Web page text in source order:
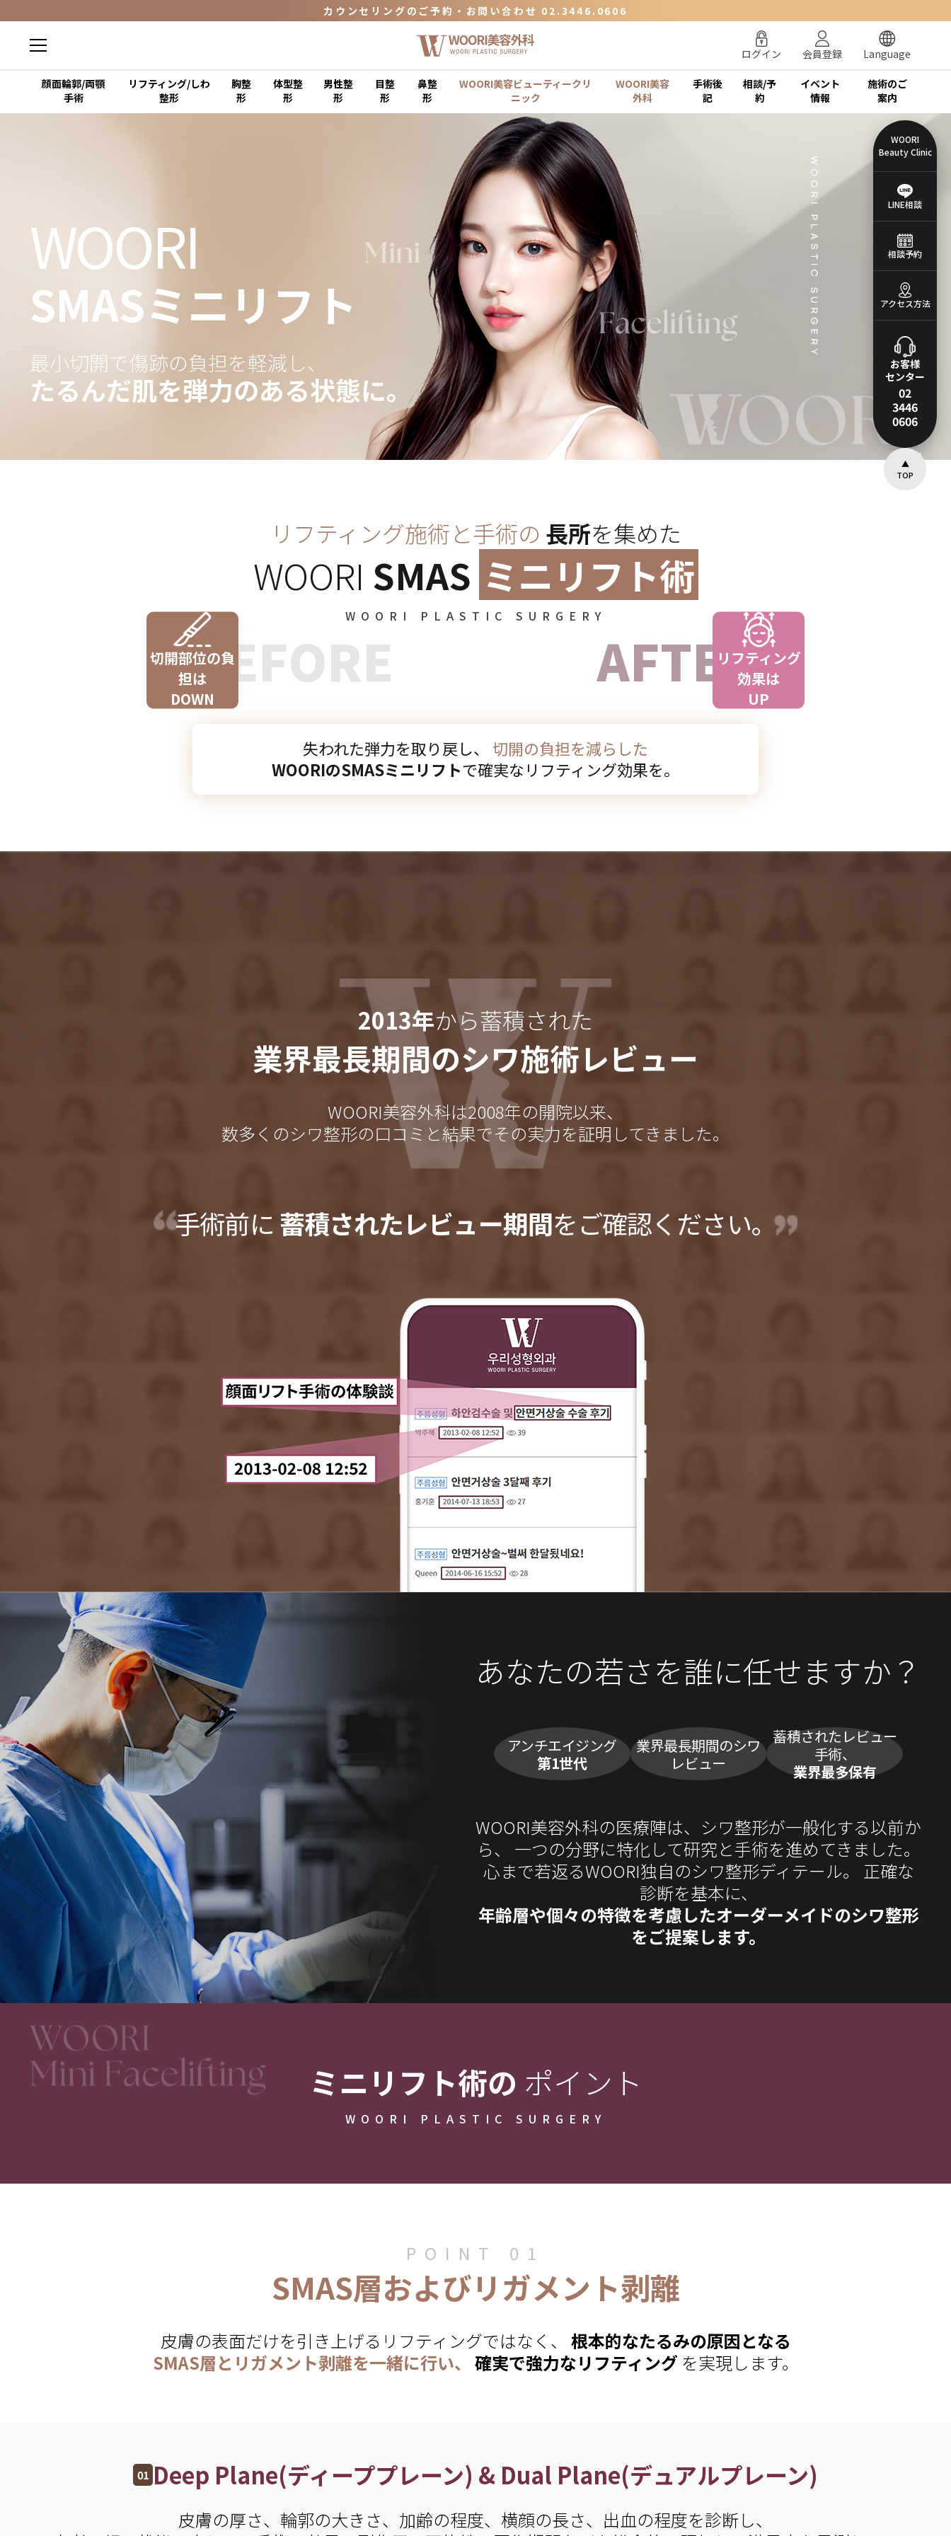
カウンセリングのご予約・お問い合わせ 02.3446.0606
イベントページを見る
WOORI美容ビューティークリニックのホームページへ
イベントページを見る
ログイン 会員登録 Language
顔面輪郭/両顎
手術
リフティング/しわ
整形
胸整
形
体型整
形
男性整
形
目整
形
鼻整
形
WOORI美容ビューティークリ
ニック
WOORI美容
外科
手術後
記
相談/予
約
イベント
情報
施術のご
案内
WOORI
Beauty Clinic
LINE相談
相談予約
アクセス方法
お客様
センター
02
3446
0606
▲
TOP
WOORI
SMASミニリフト
最小切開で傷跡の負担を軽減し、
たるんだ肌を弾力のある状態に。
リフティング施術と手術の 長所を集めた
WOORI SMAS ミニリフト術
WOORI PLASTIC SURGERY
BEFORE AFTER
切開部位の負
担は
DOWN
リフティング
効果は
UP
失われた弾力を取り戻し、 切開の負担を減らした
WOORIのSMASミニリフトで確実なリフティング効果を。
2013年から蓄積された
業界最長期間のシワ施術レビュー
WOORI美容外科は2008年の開院以来、
数多くのシワ整形の口コミと結果でその実力を証明してきました。
手術前に 蓄積されたレビュー期間をご確認ください。
あなたの若さを誰に任せますか？
アンチエイジング
第1世代
業界最長期間のシワ
レビュー
蓄積されたレビュー
手術、
業界最多保有
WOORI美容外科の医療陣は、シワ整形が一般化する以前か
ら、 一つの分野に特化して研究と手術を進めてきました。
心まで若返るWOORI独自のシワ整形ディテール。
正確な
診断を基本に、
年齢層や個々の特徴を考慮したオーダーメイドのシワ整形
をご提案します。
ミニリフト術の ポイント
WOORI PLASTIC SURGERY
POINT 01
SMAS層およびリガメント剥離
皮膚の表面だけを引き上げるリフティングではなく、 根本的なたるみの原因となる
SMAS層とリガメント剥離を一緒に行い、 確実で強力なリフティングを実現します。
01 Deep Plane(ディーププレーン) & Dual Plane(デュアルプレーン)
皮膚の厚さ、輪郭の大きさ、加齢の程度、横顔の長さ、出血の程度を診断し、